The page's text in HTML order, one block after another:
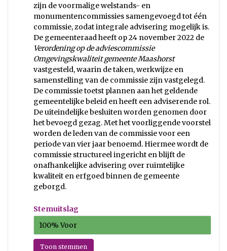
zijn de voormalige welstands- en
monumentencommissies samengevoegd tot één
commissie, zodat integrale advisering mogelijk is.
De gemeenteraad heeft op 24 november 2022 de
Verordening op de adviescommissie
Omgevingskwaliteit gemeente Maashorst
vastgesteld, waarin de taken, werkwijze en
samenstelling van de commissie zijn vastgelegd.
De commissie toetst plannen aan het geldende
gemeentelijke beleid en heeft een adviserende rol.
De uiteindelijke besluiten worden genomen door
het bevoegd gezag. Met het voorliggende voorstel
worden de leden van de commissie voor een
periode van vier jaar benoemd. Hiermee wordt de
commissie structureel ingericht en blijft de
onafhankelijke advisering over ruimtelijke
kwaliteit en erfgoed binnen de gemeente
geborgd.
Stemuitslag
100% Voor
Toon stemmen